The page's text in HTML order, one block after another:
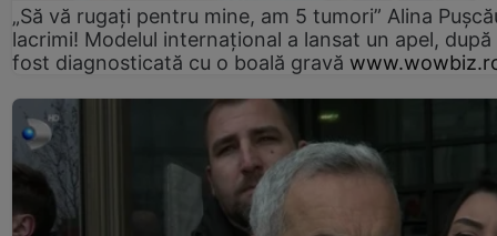
„Să vă rugați pentru mine, am 5 tumori” Alina
lacrimi! Modelul internațional a lansat un apel, după
fost diagnosticată cu o boală gravă